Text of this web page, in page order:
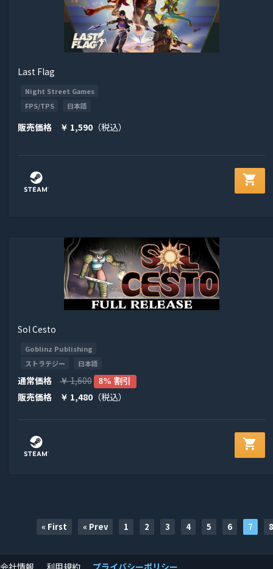
Last Flag
Night Street Games
FPS/TPS
日本語
販売価格 ￥ 1,590 （税込）
shopping_cart
Sol Cesto
Goblinz Publishing
ストラテジー
日本語
通常価格 ￥1,600 8% 割引
販売価格 ￥ 1,480 （税込）
shopping_cart
« First « Prev 1 2 3 4 5 6 7 8
会社情報 利用規約 プライバシーポリシー